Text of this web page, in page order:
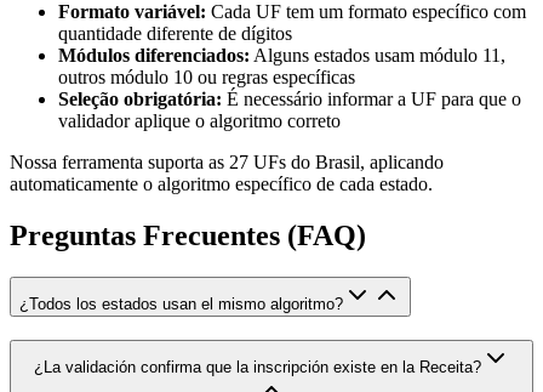
Formato variável: Cada UF tem um formato específico com
quantidade diferente de dígitos
Módulos diferenciados: Alguns estados usam módulo 11,
outros módulo 10 ou regras específicas
Seleção obrigatória: É necessário informar a UF para que o
validador aplique o algoritmo correto
Nossa ferramenta suporta as 27 UFs do Brasil, aplicando
automaticamente o algoritmo específico de cada estado.
Preguntas Frecuentes (FAQ)
¿Todos los estados usan el mismo algoritmo?
¿La validación confirma que la inscripción existe en la Receita?